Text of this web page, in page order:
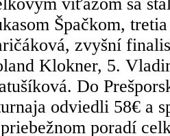
Špačkom,
zvyšní
Klokner, 5.
Do
odviedli 58€ a
poradí